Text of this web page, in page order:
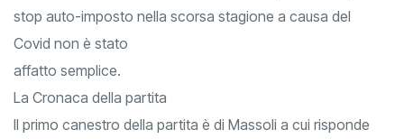
stop auto-imposto nella scorsa stagione a causa del
Covid non è stato
affatto semplice.
La Cronaca della partita
Il primo canestro della partita è di Massoli a cui risponde